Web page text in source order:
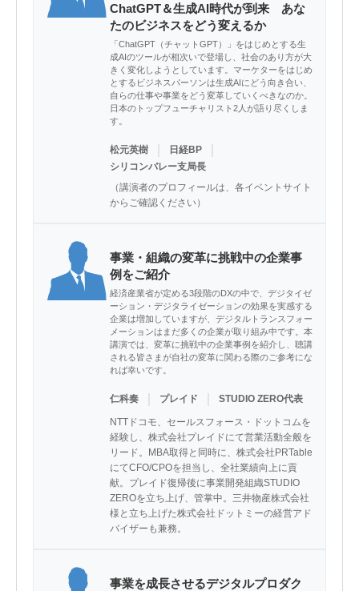
ChatGPT＆生成AI時代が到来 あな
たのビジネスをどう変えるか
「ChatGPT（チャットGPT）」をはじめとする生
成AIのツールが相次いで登場し、社会のあり方が大
きく変化しようとしています。マーケターをはじめ
とするビジネスパーソンは生成AIにどう向き合い、
自らの仕事や事業をどう変革していくべきなのか。
日本のトップフューチャリスト2人が語り尽くしま
す。
松元英樹 日経BP
シリコンバレー支局長
（講演者のプロフィールは、各イベントサイト
からご確認ください）
事業・組織の変革に挑戦中の企業事
例をご紹介
経済産業省が定める3段階のDXの中で、デジタイゼ
ーション・デジタライゼーションの効果を実感する
企業は増加していますが、デジタルトランスフォー
メーションはまだ多くの企業が取り組み中です。本
講演では、変革に挑戦中の企業事例を紹介し、聴講
される皆さまが自社の変革に関わる際のご参考にな
れば幸いです。
仁科奏 プレイド STUDIO ZERO代表
NTTドコモ、セールスフォース・ドットコムを
経験し、株式会社プレイドにて営業活動全般を
リード。MBA取得と同時に、株式会社PRTable
にてCFO/CPOを担当し、全社業績向上に貢
献。プレイド復帰後に事業開発組織STUDIO
ZEROを立ち上げ、管掌中。三井物産株式会社
様と立ち上げた株式会社ドットミーの経営アド
バイザーも兼務。
事業を成長させるデジタルプロダク